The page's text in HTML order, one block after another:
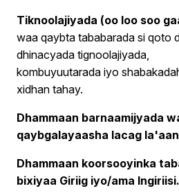
Tiknoolajiyada (oo loo soo
waa qaybta tababarada si qoto
dhinacyada tignoolajiyada,
kombuyuutarada iyo
xidhan tahay.
Dhammaan barnaamijyada
qaybgalayaasha lacag
Dhammaan koorsooyinka
bixiyaa Giriig iyo/ama Ingiriisi.